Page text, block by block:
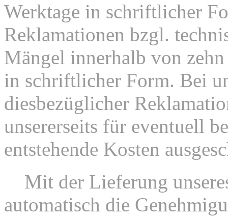
Werktage in schriftlicher
Reklamationen bzgl.
Mängel innerhalb von
in schriftlicher Form. Bei
diesbezüglicher
unsererseits für eventuell
entstehende Kosten
Mit der Lieferung
automatisch die